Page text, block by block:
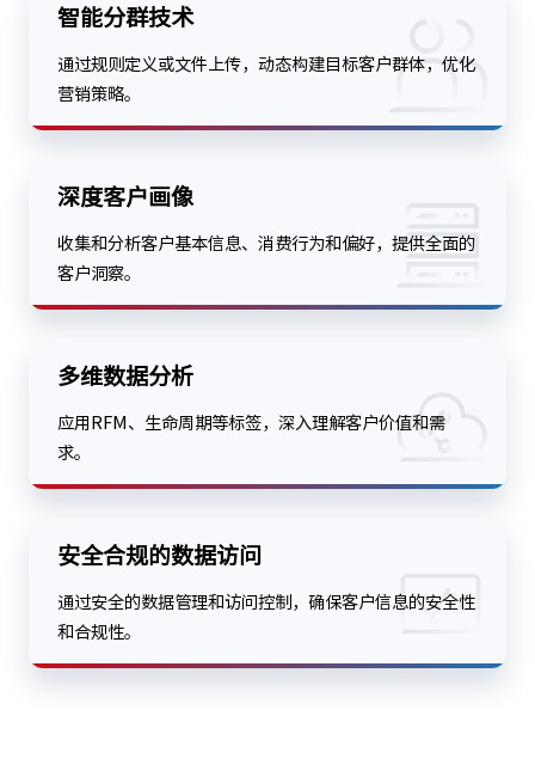
智能分群技术
通过规则定义或文件上传，动态构建目标客户群体，优化
营销策略。
深度客户画像
收集和分析客户基本信息、消费行为和偏好，提供全面的
客户洞察。
多维数据分析
应用RFM、生命周期等标签，深入理解客户价值和需
求。
安全合规的数据访问
通过安全的数据管理和访问控制，确保客户信息的安全性
和合规性。